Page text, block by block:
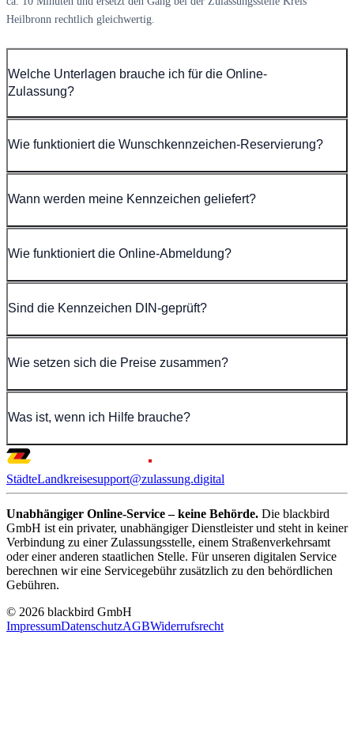
Heilbronn rechtlich gleichwertig.
Welche Unterlagen brauche ich für die Online-
Zulassung?
Wie funktioniert die Wunschkennzeichen-Reservierung?
Wann werden meine Kennzeichen geliefert?
Wie funktioniert die Online-Abmeldung?
Sind die Kennzeichen DIN-geprüft?
Wie setzen sich die Preise zusammen?
Was ist, wenn ich Hilfe brauche?
StädteLandkreisesupport@zulassung.digital
Unabhängiger Online-Service – keine Behörde. Die blackbird
GmbH ist ein privater, unabhängiger Dienstleister und steht in keiner
Verbindung zu einer Zulassungsstelle, einem Straßenverkehrsamt
oder einer anderen staatlichen Stelle. Für unseren digitalen Service
berechnen wir eine Servicegebühr zusätzlich zu den behördlichen
Gebühren.
© 2026 blackbird GmbH
ImpressumDatenschutzAGBWiderrufsrecht